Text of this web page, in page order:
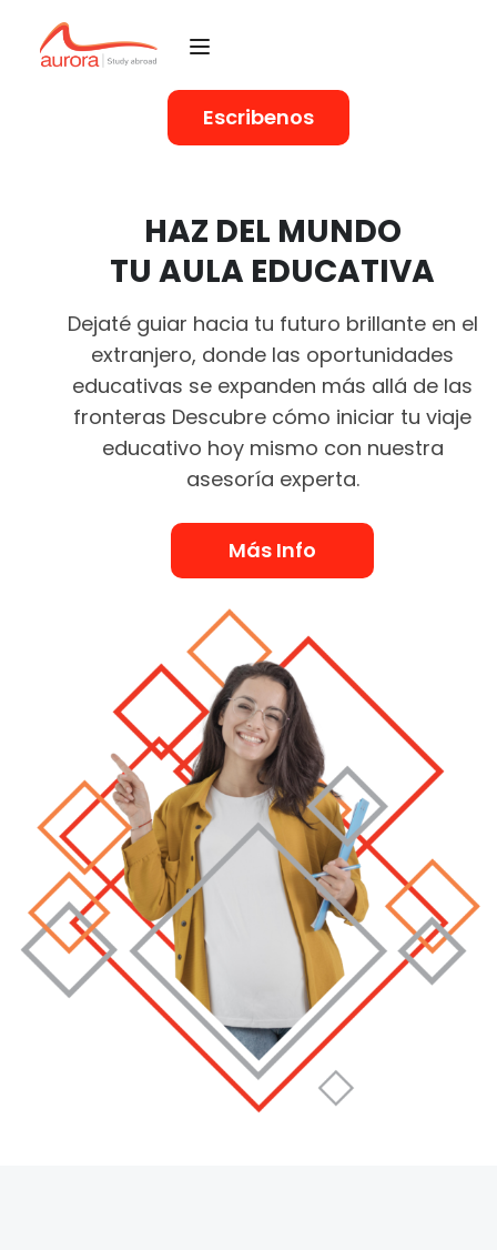
Escribenos
HAZ DEL MUNDO
TU AULA EDUCATIVA
Dejaté guiar hacia tu futuro brillante en el
extranjero, donde las oportunidades
educativas se expanden más allá de las
fronteras Descubre cómo iniciar tu viaje
educativo hoy mismo con nuestra
asesoría experta.
Más Info